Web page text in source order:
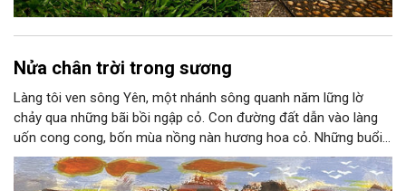
Nửa chân trời trong sương
Làng tôi ven sông Yên, một nhánh sông quanh năm lững lờ
chảy qua những bãi bồi ngập cỏ. Con đường đất dẫn vào làng
uốn cong cong, bốn mùa nồng nàn hương hoa cỏ. Những buổi
hoàng hôn, khi nắng đã dịu xuống phía cuối sông, đám hoa tím
lại thẫm màu như có ai vừa rắc lên một lớp khói.